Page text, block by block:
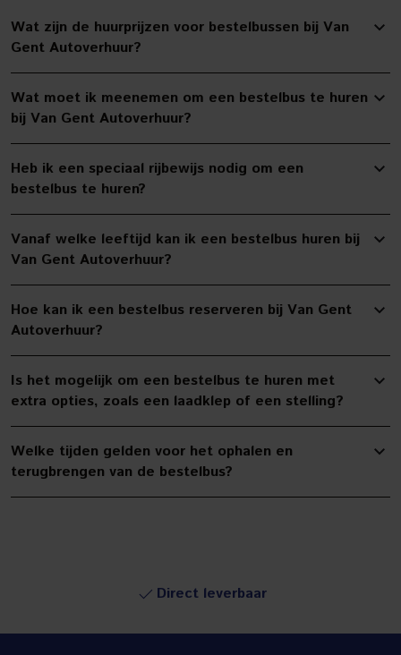
Wat zijn de huurprijzen voor bestelbussen bij Van
Gent Autoverhuur?
Wat moet ik meenemen om een bestelbus te huren
bij Van Gent Autoverhuur?
Heb ik een speciaal rijbewijs nodig om een
bestelbus te huren?
Vanaf welke leeftijd kan ik een bestelbus huren bij
Van Gent Autoverhuur?
Hoe kan ik een bestelbus reserveren bij Van Gent
Autoverhuur?
Is het mogelijk om een bestelbus te huren met
extra opties, zoals een laadklep of een stelling?
Welke tijden gelden voor het ophalen en
terugbrengen van de bestelbus?
Direct leverbaar